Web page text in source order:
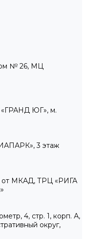
№ 26, МЦ
«ГРАНД ЮГ», м.
3 этаж
от МКАД, ТРЦ «РИГА
4, стр. 1, корп. А,
округ,